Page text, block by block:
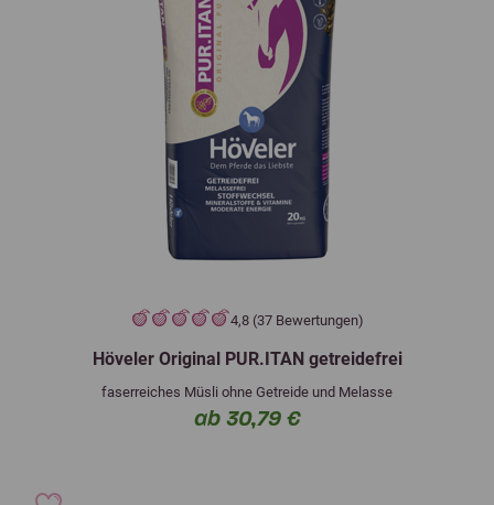
4,8 (37 Bewertungen)
Höveler Original PUR.ITAN getreidefrei
faserreiches Müsli ohne Getreide und Melasse
ab 30,79 €